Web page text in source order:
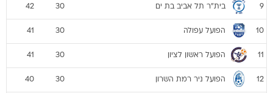
9 בית"ר תל אביב בת ים 30
42
10 הפועל עפולה 30
41
11 הפועל ראשון לציון 30
41
12 הפועל ניר רמת השרון 30
40